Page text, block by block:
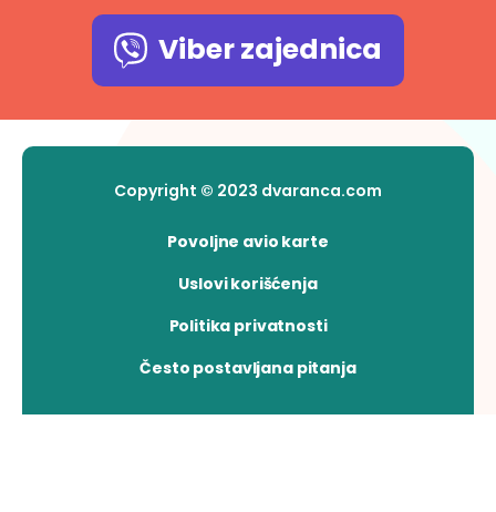
Viber zajednica
Copyright © 2023 dvaranca.com
Povoljne avio karte
Uslovi korišćenja
Politika privatnosti
Često postavljana pitanja